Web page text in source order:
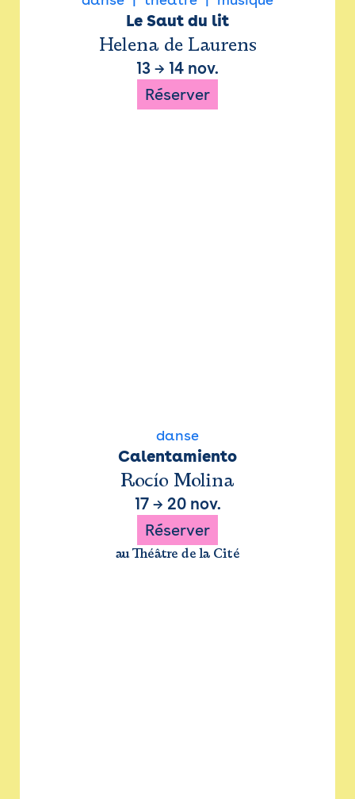
Le Saut du lit
Helena de Laurens
13 → 14 nov.
Réserver
danse
Calentamiento
Rocío Molina
17→ 20 nov.
Réserver
au Théâtre de la Cité